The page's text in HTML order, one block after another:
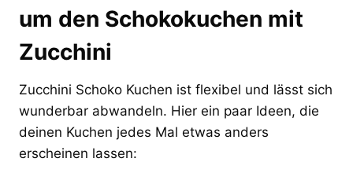
um den Schokokuchen mit
Zucchini
Zucchini Schoko Kuchen ist flexibel und lässt sich
wunderbar abwandeln. Hier ein paar Ideen, die
deinen Kuchen jedes Mal etwas anders
erscheinen lassen: